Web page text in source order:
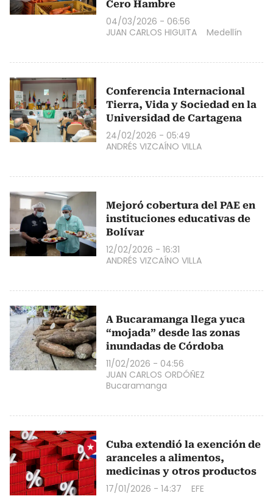
Cero Hambre
04/03/2026 - 06:56
JUAN CARLOS HIGUITA
Medellín
Conferencia Internacional
Tierra, Vida y Sociedad en la
Universidad de Cartagena
24/02/2026 - 05:49
ANDRÉS VIZCAÍNO VILLA
Mejoró cobertura del PAE en
instituciones educativas de
Bolívar
12/02/2026 - 16:31
ANDRÉS VIZCAÍNO VILLA
A Bucaramanga llega yuca
“mojada” desde las zonas
inundadas de Córdoba
11/02/2026 - 04:56
JUAN CARLOS ORDÓÑEZ
Bucaramanga
Cuba extendió la exención de
aranceles a alimentos,
medicinas y otros productos
17/01/2026 - 14:37 EFE